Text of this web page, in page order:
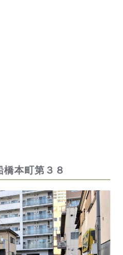
橋本町第３８